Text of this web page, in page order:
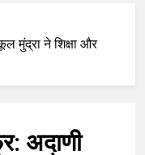
मुंद्रा ने शिक्षा और
अदाणी